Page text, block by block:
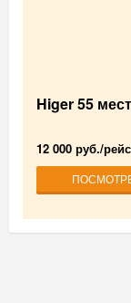
Higer 55 мест
12 000 руб./рейс